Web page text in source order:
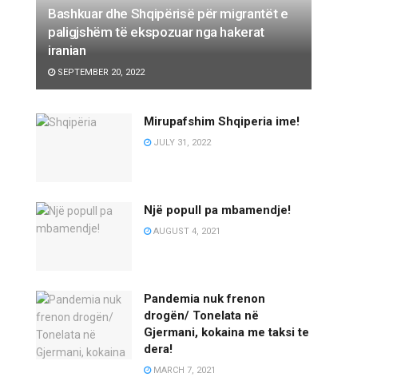
Bashkuar dhe Shqipërisë për migrantët e
paligjshëm të ekspozuar nga hakerat
iranian
SEPTEMBER 20, 2022
Mirupafshim Shqiperia ime!
JULY 31, 2022
Një popull pa mbamendje!
AUGUST 4, 2021
Pandemia nuk frenon
drogën/ Tonelata në
Gjermani, kokaina me taksi te
dera!
MARCH 7, 2021